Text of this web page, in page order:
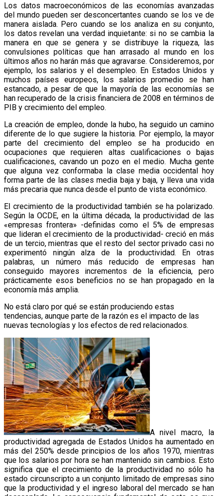
Los datos macroeconómicos de las economías avanzadas
del mundo pueden ser desconcertantes cuando se los ve de
manera aislada. Pero cuando se los analiza en su conjunto,
los datos revelan una verdad inquietante: si no se cambia la
manera en que se genera y se distribuye la riqueza, las
convulsiones políticas que han arrasado al mundo en los
últimos años no harán más que agravarse. Consideremos, por
ejemplo, los salarios y el desempleo. En Estados Unidos y
muchos países europeos, los salarios promedio se han
estancado, a pesar de que la mayoría de las economías se
han recuperado de la crisis financiera de 2008 en términos de
PIB y crecimiento del empleo.
La creación de empleo, donde la hubo, ha seguido un camino
diferente de lo que sugiere la historia. Por ejemplo, la mayor
parte del crecimiento del empleo se ha producido en
ocupaciones que requieren altas cualificaciones o bajas
cualificaciones, cavando un pozo en el medio. Mucha gente
que alguna vez conformaba la clase media occidental hoy
forma parte de las clases media baja y baja, y lleva una vida
más precaria que nunca desde el punto de vista económico.
El crecimiento de la productividad también se ha polarizado.
Según la OCDE, en la última década, la productividad de las
«empresas frontera» -definidas como el 5% de empresas
que lideran el crecimiento de la productividad- creció en más
de un tercio, mientras que el resto del sector privado casi no
experimentó ningún alza de la productividad. En otras
palabras, un número más reducido de empresas han
conseguido mayores incrementos de la eficiencia, pero
prácticamente esos beneficios no se han propagado en la
economía más amplia.
No está claro por qué se están produciendo estas
tendencias, aunque parte de la razón es el impacto de las
nuevas tecnologías y los efectos de red relacionados.
A nivel macro, la
productividad agregada de Estados Unidos ha aumentado en
más del 250% desde principios de los años 1970, mientras
que los salarios por hora se han mantenido sin cambios. Esto
significa que el crecimiento de la productividad no sólo ha
estado circunscripto a un conjunto limitado de empresas sino
que la productividad y el ingreso laboral del mercado se han